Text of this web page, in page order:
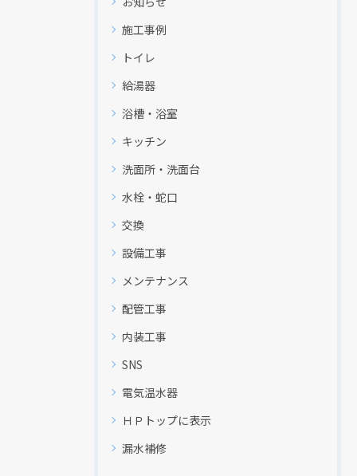
施工事例
トイレ
給湯器
浴槽・浴室
キッチン
洗面所・洗面台
水栓・蛇口
交換
設備工事
メンテナンス
配管工事
内装工事
SNS
電気温水器
ＨＰトップに表示
漏水補修